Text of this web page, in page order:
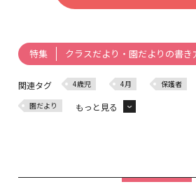
特集 クラスだより・園だよりの書き
関連タグ 4歳児 4月 保護者
園だより もっと見る